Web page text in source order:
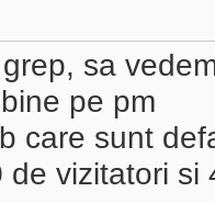
sa
pe pm
care sunt
de vizitatori si